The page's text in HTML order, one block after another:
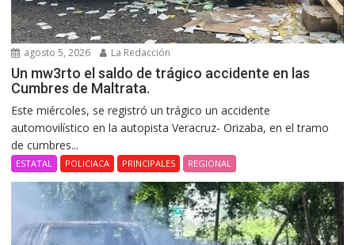
agosto 5, 2026 La Redacción
Un mw3rto el saldo de trágico accidente en las
Cumbres de Maltrata.
Este miércoles, se registró un trágico un accidente
automovilístico en la autopista Veracruz- Orizaba, en el tramo
de cumbres...
ESTATAL POLICIACA PRINCIPALES REGIONAL